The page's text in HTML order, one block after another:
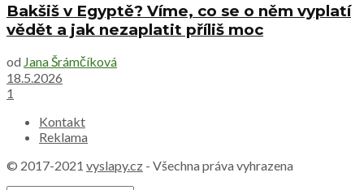
Bakšiš v Egyptě? Víme, co se o něm vyplatí
vědět a jak nezaplatit příliš moc
od Jana Šrámčíková
18.5.2026
1
Kontakt
Reklama
© 2017-2021 vyslapy.cz - Všechna práva vyhrazena